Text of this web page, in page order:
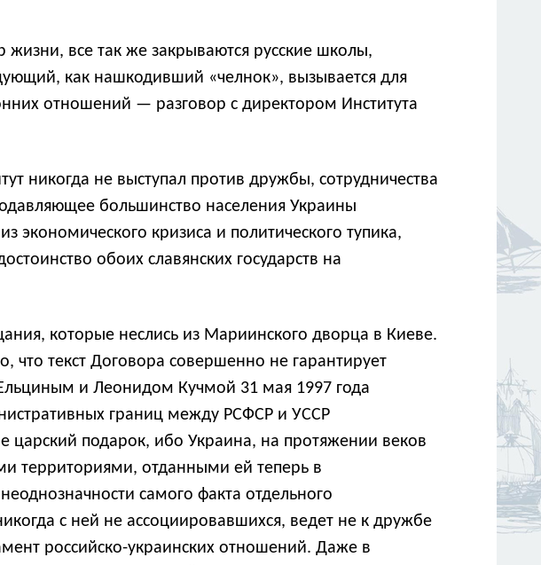
жизни, все так же закрываются русские школы,
как нашкодивший «челнок», вызывается для
отношений — разговор с директором Института
никогда не выступал против дружбы, сотрудничества
большинство населения Украины
экономического кризиса и политического тупика,
обоих славянских государств на
которые неслись из Мариинского дворца в Киеве.
текст Договора совершенно не гарантирует
и Леонидом Кучмой 31 мая 1997 года
границ между РСФСР и УССР
царский подарок, ибо Украина, на протяжении веков
территориями, отданными ей теперь в
самого факта отдельного
с ней не ассоциировавшихся, ведет не к дружбе
российско-украинских отношений. Даже в